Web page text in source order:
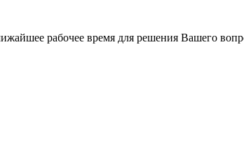
рабочее время для решения Вашего